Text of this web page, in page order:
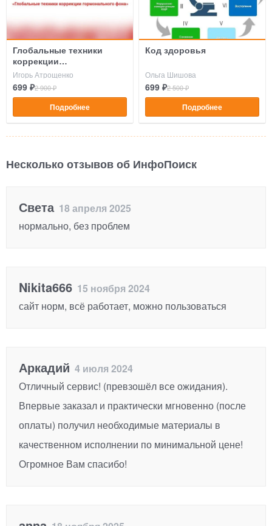
Глобальные техники
коррекции
гормонального фона
Игорь Атрощенко
699 ₽2 900 ₽
Подробнее
Код здоровья
Ольга Шишова
699 ₽2 500 ₽
Подробнее
Несколько отзывов об ИнфоПоиск
Света18 апреля 2025
нормально, без проблем
Nikita666 15 ноября 2024
сайт норм, всё работает, можно пользоваться
Аркадий 4 июля 2024
Отличный сервис! (превзошёл все ожидания).
Впервые заказал и практически мгновенно (после
оплаты) получил необходимые материалы в
качественном исполнении по минимальной цене!
Огромное Вам спасибо!